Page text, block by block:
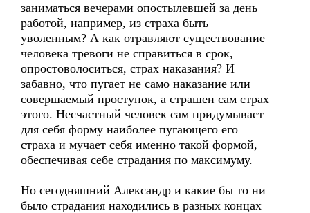
заниматься вечерами опостылевшей за день
работой, например, из страха быть
уволенным? А как отравляют существование
человека тревоги не справиться в срок,
опростоволоситься, страх наказания? И
забавно, что пугает не само наказание или
совершаемый проступок, а страшен сам страх
этого. Несчастный человек сам придумывает
для себя форму наиболее пугающего его
страха и мучает себя именно такой формой,
обеспечивая себе страдания по максимуму.
Но сегодняшний Александр и какие бы то ни
было страдания находились в разных концах